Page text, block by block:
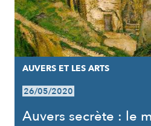
AUVERS ET LES ARTS
26/05/2020
Auvers secrète : le